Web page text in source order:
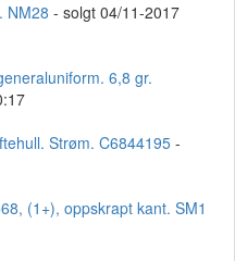
NM28 - solgt 04/11-2017
6,8 gr.
Strøm. C6844195 -
(1+), oppskrapt kant. SM1